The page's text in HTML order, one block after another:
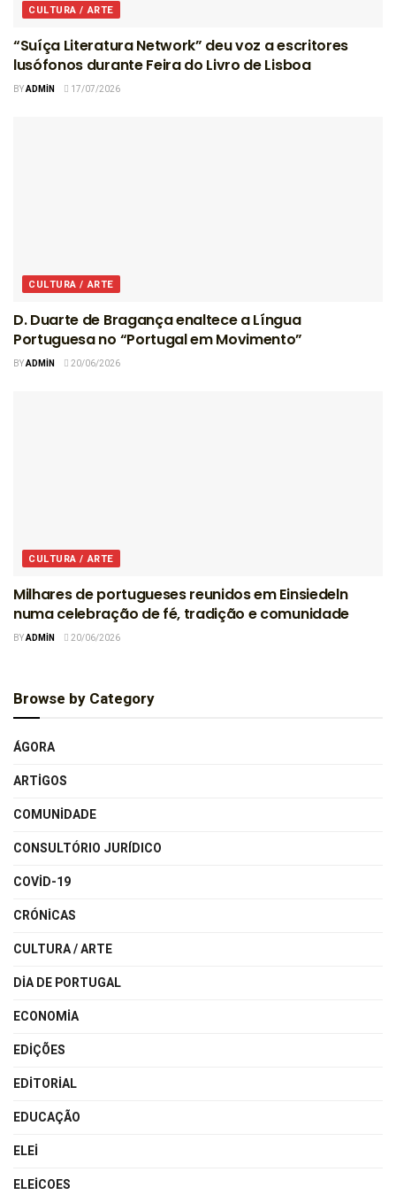
CULTURA / ARTE
“Suíça Literatura Network” deu voz a escritores
lusófonos durante Feira do Livro de Lisboa
BYADMIN 17/07/2026
CULTURA / ARTE
D. Duarte de Bragança enaltece a Língua
Portuguesa no “Portugal em Movimento”
BYADMIN 20/06/2026
CULTURA / ARTE
Milhares de portugueses reunidos em Einsiedeln
numa celebração de fé, tradição e comunidade
BYADMIN 20/06/2026
Browse by Category
ÁGORA
ARTIGOS
COMUNIDADE
CONSULTÓRIO JURÍDICO
COVID-19
CRÓNICAS
CULTURA / ARTE
DIA DE PORTUGAL
ECONOMIA
EDIÇÕES
EDITORIAL
EDUCAÇÃO
ELEI
ELEICOES